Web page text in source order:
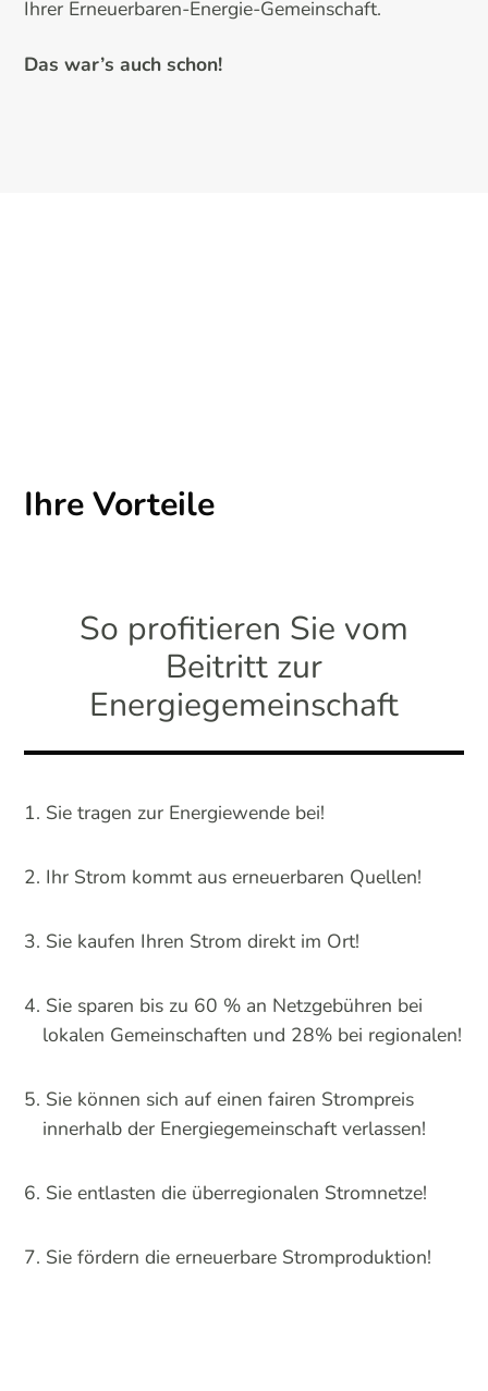
Ihrer Erneuerbaren-Energie-Gemeinschaft.
Das war’s auch schon!
Ihre Vorteile
So profitieren Sie vom
Beitritt zur
Energiegemeinschaft
Sie tragen zur Energiewende bei!
Ihr Strom kommt aus erneuerbaren Quellen!
Sie kaufen Ihren Strom direkt im Ort!
Sie sparen bis zu 60 % an Netzgebühren bei
lokalen Gemeinschaften und 28% bei regionalen!
Sie können sich auf einen fairen Strompreis
innerhalb der Energiegemeinschaft verlassen!
Sie entlasten die überregionalen Stromnetze!
Sie fördern die erneuerbare Stromproduktion!